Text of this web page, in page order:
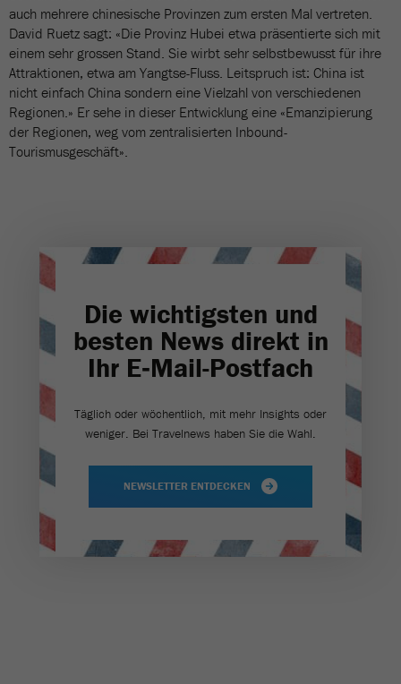
auch mehrere chinesische Provinzen zum ersten Mal vertreten.
David Ruetz sagt: «Die Provinz Hubei etwa präsentierte sich mit
einem sehr grossen Stand. Sie wirbt sehr selbstbewusst für ihre
Attraktionen, etwa am Yangtse-Fluss. Leitspruch ist: China ist
nicht einfach China sondern eine Vielzahl von verschiedenen
Regionen.» Er sehe in dieser Entwicklung eine «Emanzipierung
der Regionen, weg vom zentralisierten Inbound-
Tourismusgeschäft».
Die wichtigsten und
besten News direkt in
Ihr E‑Mail-Postfach
Täglich oder wöchentlich, mit mehr Insights oder
weniger. Bei Travel­news haben Sie die Wahl.
NEWSLETTER ENTDECKEN